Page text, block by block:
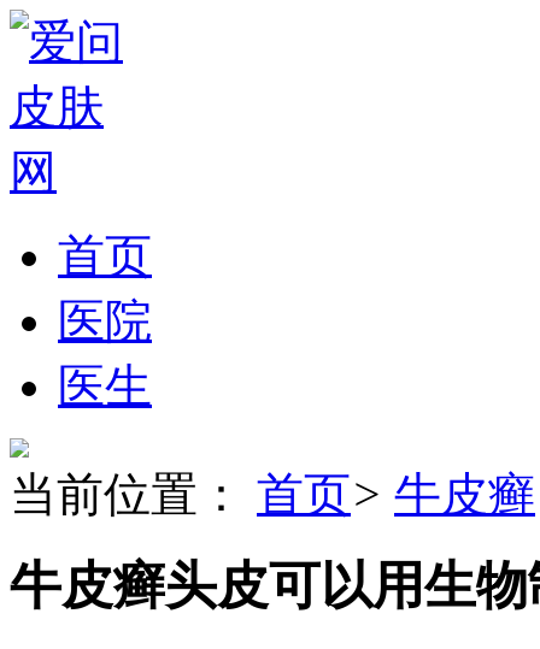
首页
医院
医生
当前位置： 首页> 牛皮癣
牛皮癣头皮可以用生